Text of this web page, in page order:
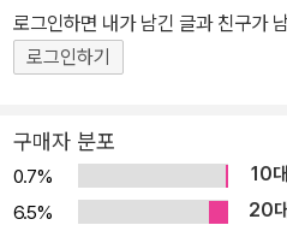
용 최적의 TCP, UDP, TLS 성능 구현 3G/4G 모바일 네트워크 환
경에서 성능 최적화 빠르고 에너지 효율적인 모바일 애플리케이션 개
발 HTTP 1.x와 그 외 브라우저 프로토콜에서의 병목 최상의 HTTP
효율적인 P2P 비디오 컨퍼런싱 구
로우-레이턴시 애플리케이션 제작
로그인하면 내가 남긴 글과 친구가
로그인하기
구매자 분포
0.7% 10대
6.5%
20